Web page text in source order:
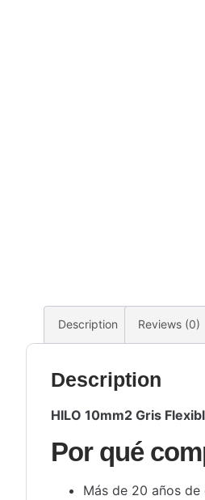
Description Reviews (0)
Description
HILO 10mm2 Gris
Por qué
Más de 20 años